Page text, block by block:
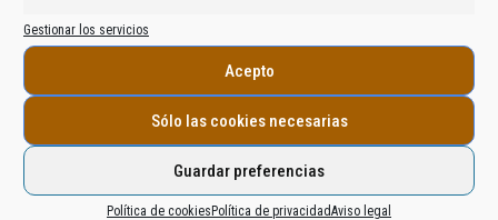
Gestionar los servicios
Acepto
Sólo las cookies necesarias
Guardar preferencias
Política de cookies Política de privacidadAviso legal